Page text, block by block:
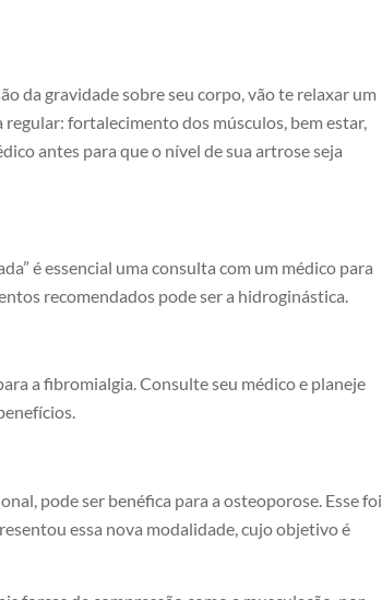
da gravidade sobre seu corpo, vão te relaxar um
fortalecimento dos músculos, bem estar,
antes para que o nível de sua artrose seja
é essencial uma consulta com um médico para
recomendados pode ser a hidroginástica.
a fibromialgia. Consulte seu médico e planeje
pode ser benéfica para a osteoporose. Esse foi
essa nova modalidade, cujo objetivo é